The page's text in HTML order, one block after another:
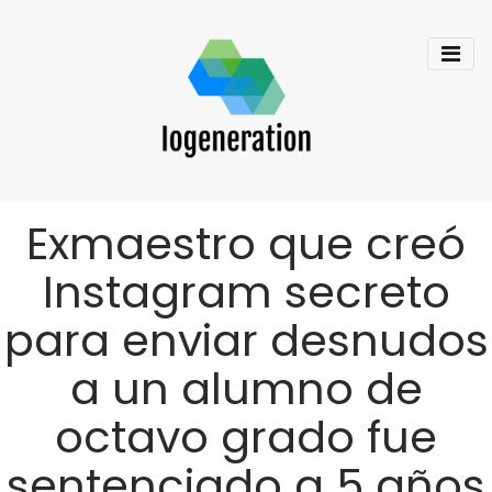
Exmaestro que creó
Instagram secreto
para enviar desnudos
a un alumno de
octavo grado fue